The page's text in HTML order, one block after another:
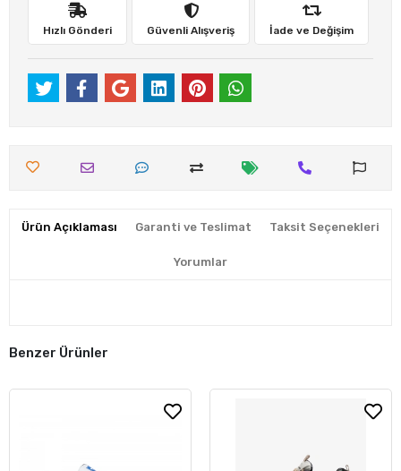
Hızlı Gönderi Güvenli Alışveriş İade ve Değişim
Ürün Açıklaması Garanti ve Teslimat Taksit Seçenekleri
Yorumlar
Benzer Ürünler